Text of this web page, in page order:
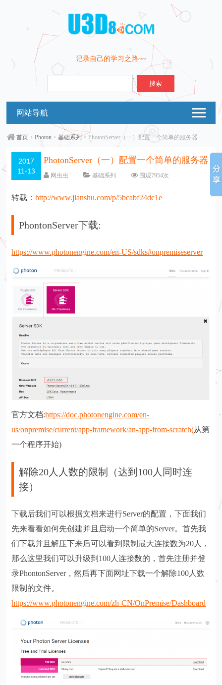
记录自己的学习之路~~
搜索
网站导航
首页 >Photon >基础系列> PhotonServer（一）配置一个简单的服务器
2017
11-13
PhotonServer（一）配置一个简单的服务器
网虫虫 基础系列 围观7954次
字体：大 中 小
转载：http://www.jianshu.com/p/5bcabf24dc1e
PhontonServer下载:
https://www.photonengine.com/en-US/sdks#onpremiseserver
官方文档:https://doc.photonengine.com/en-
us/onpremise/current/app-framework/an-app-from-scratch(从第
一个程序开始)
解除20人人数的限制（达到100人同时连
接）
下载后我们可以根据文档来进行Server的配置，下面我们
先来看看如何先创建并且启动一个简单的Server。首先我
们下载并且解压下来后可以看到限制最大连接数为20人，
那么这里我们可以升级到100人连接数的，首先注册并登
录PhontonServer，然后再下面网址下载一个解除100人数
限制的文件。
https://www.photonengine.com/zh-CN/OnPremise/Dashboard